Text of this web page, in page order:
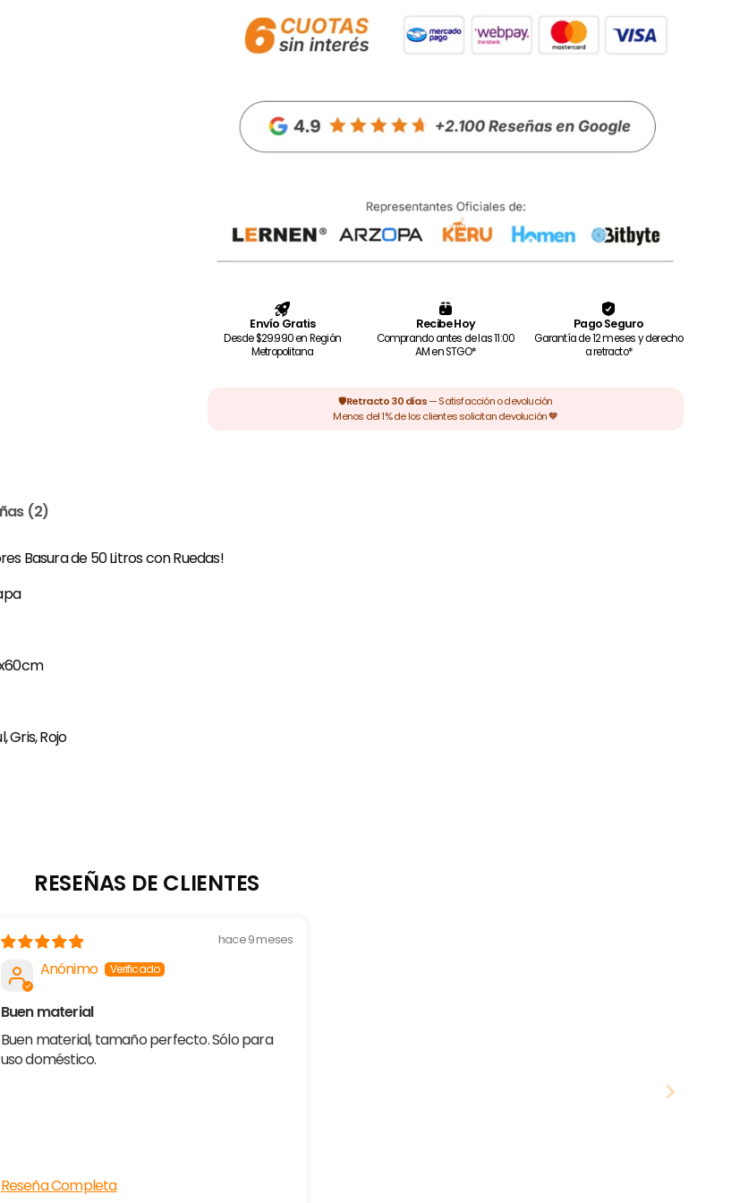
(2)
Basura de 50 Litros con Ruedas!
Gris, Rojo
RESEÑAS DE CLIENTES
hace 9 meses
Anónimo
Buen material
Buen material, tamaño perfecto. Sólo para
uso doméstico.
Reseña Completa